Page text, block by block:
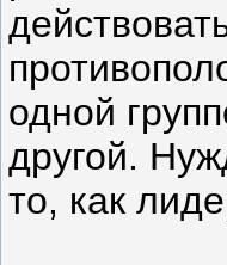
одной
другой.
то, как